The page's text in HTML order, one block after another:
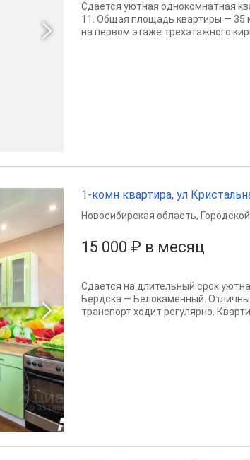
Сдается уютная однокомнатная
11. Общая площадь квартиры — 35
на первом этаже трехэтажного
1-комн квартира, ул
15 000 ₽ в месяц
Новосибирская область,
Сдается на длительный срок
Бердска — Белокаменный.
транспорт ходит регулярно.